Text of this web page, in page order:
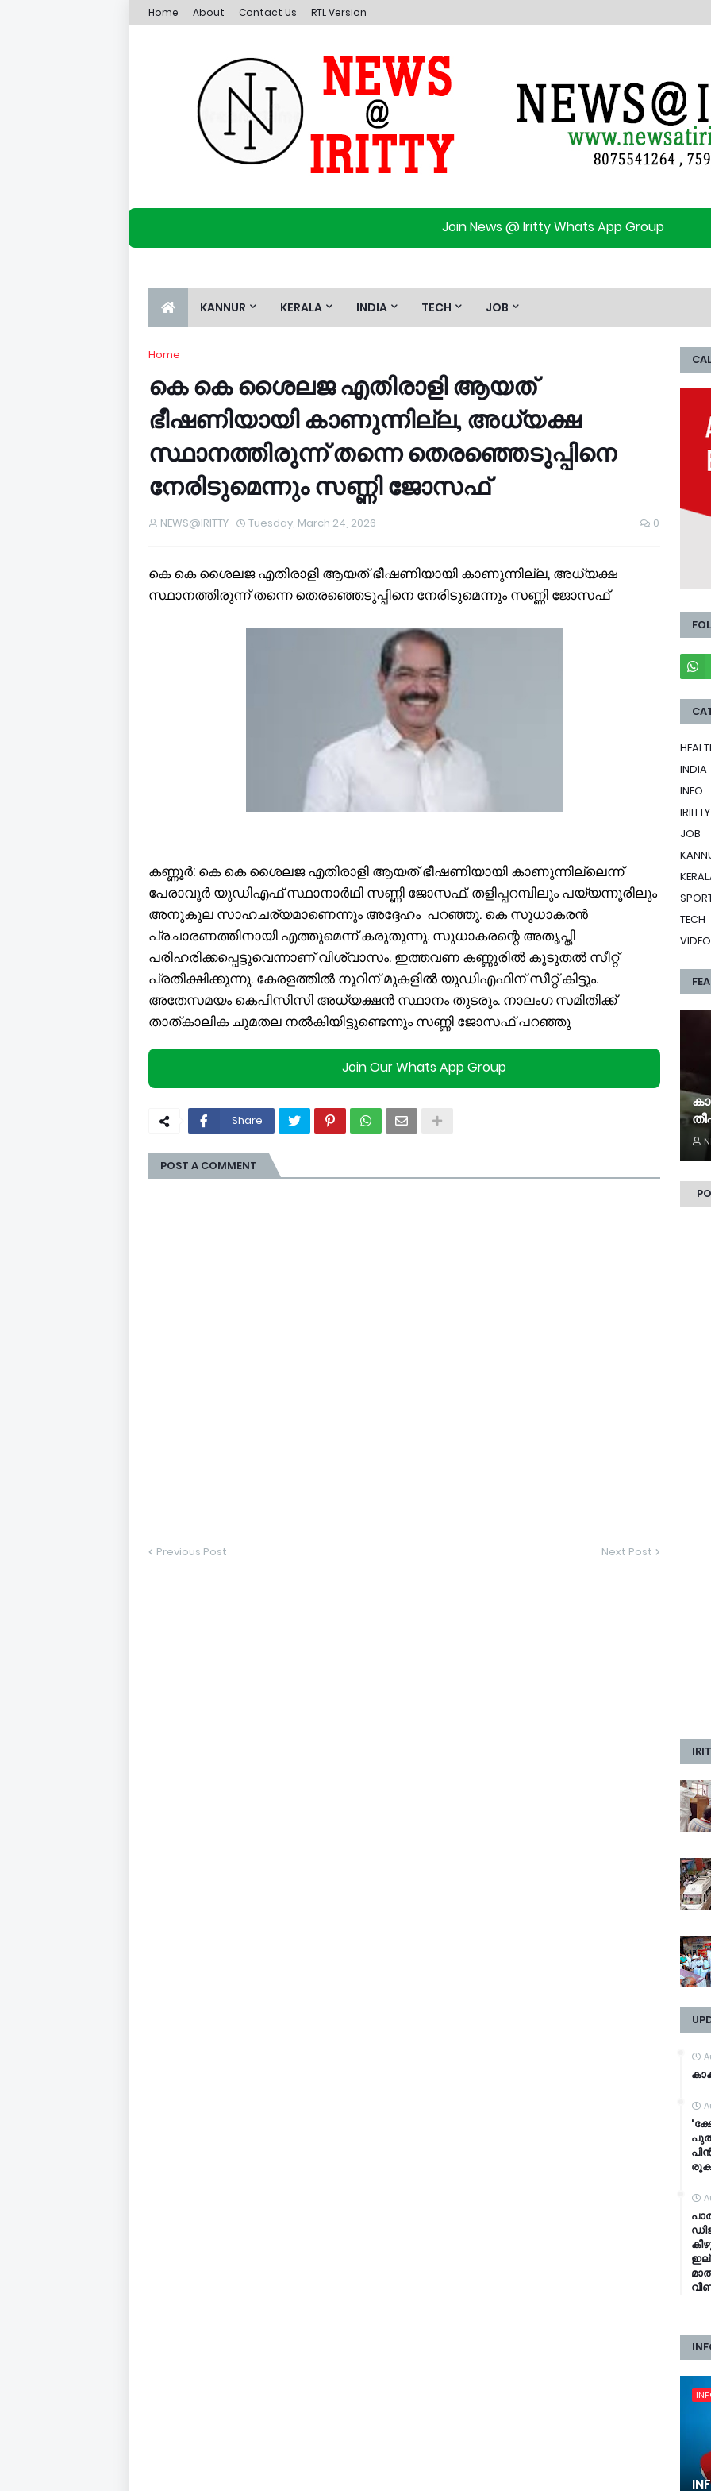
Home About Contact Us RTL Version
Join News @ Iritty Whats App Group
KANNUR KERALA INDIA TECH JOB
Home
കെ കെ ശൈലജ എതിരാളി ആയത്
ഭീഷണിയായി കാണുന്നില്ല, അധ്യക്ഷ
സ്ഥാനത്തിരുന്ന് തന്നെ തെരഞ്ഞെടുപ്പിനെ
നേരിടുമെന്നും സണ്ണി ജോസഫ്
NEWS@IRITTY Tuesday, March 24, 2026 0
കെ കെ ശൈലജ എതിരാളി ആയത് ഭീഷണിയായി കാണുന്നില്ല, അധ്യക്ഷ
സ്ഥാനത്തിരുന്ന് തന്നെ തെരഞ്ഞെടുപ്പിനെ നേരിടുമെന്നും സണ്ണി ജോസഫ്
കണ്ണൂർ: കെ കെ ശൈലജ എതിരാളി ആയത് ഭീഷണിയായി കാണുന്നില്ലെന്ന്
പേരാവൂർ യുഡിഎഫ് സ്ഥാനാർഥി സണ്ണി ജോസഫ്. തളിപ്പറമ്പിലും പയ്യന്നൂരിലും
അനുകൂല സാഹചര്യമാണെന്നും അദ്ദേഹം പറഞ്ഞു. കെ സുധാകരൻ
പ്രചാരണത്തിനായി എത്തുമെന്ന് കരുതുന്നു. സുധാകരന്റെ അതൃപ്തി
പരിഹരിക്കപ്പെട്ടുവെന്നാണ് വിശ്വാസം. ഇത്തവണ കണ്ണൂരിൽ കൂടുതൽ സീറ്റ്
പ്രതീക്ഷിക്കുന്നു. കേരളത്തിൽ നൂറിന് മുകളിൽ യുഡിഎഫിന് സീറ്റ് കിട്ടും.
അതേസമയം കെപിസിസി അധ്യക്ഷൻ സ്ഥാനം തുടരും. നാലംഗ സമിതിക്ക്
താത്കാലിക ചുമതല നൽകിയിട്ടുണ്ടെന്നും സണ്ണി ജോസഫ് പറഞ്ഞു
Join Our Whats App Group
Share
POST A COMMENT
Previous Post Next Post
INDIA
INFO
IRIITTY
JOB
TECH
VIDEO